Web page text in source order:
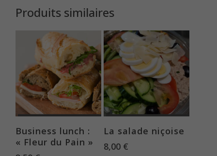
Produits similaires
Business lunch :
« Fleur du Pain »
La salade niçoise
8,00 €